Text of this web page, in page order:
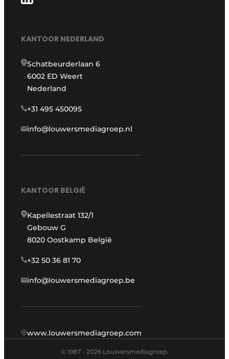
KANTOOR NEDERLAND
Schatbeurderlaan 6
6002 ED Weert
Nederland
+31 495 450095
info@louwersmediagroep.nl
KANTOOR BELGIË
Kapellestraat 132/1
Gebouw G
8020 Oostkamp België
+32 50 36 81 70
info@louwersmediagroep.be
www.louwersmediagroep.com
© 1987 - 2026 Louwersmediagroep.